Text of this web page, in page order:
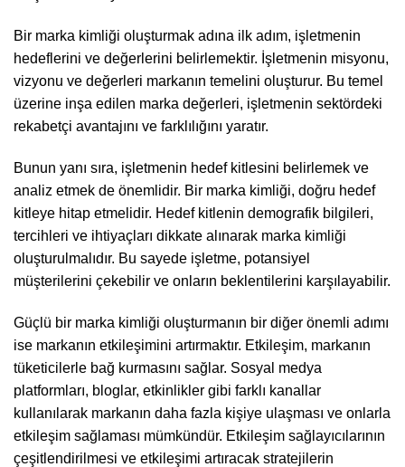
Bir marka kimliği oluşturmak adına ilk adım, işletmenin
hedeflerini ve değerlerini belirlemektir. İşletmenin misyonu,
vizyonu ve değerleri markanın temelini oluşturur. Bu temel
üzerine inşa edilen marka değerleri, işletmenin sektördeki
rekabetçi avantajını ve farklılığını yaratır.
Bunun yanı sıra, işletmenin hedef kitlesini belirlemek ve
analiz etmek de önemlidir. Bir marka kimliği, doğru hedef
kitleye hitap etmelidir. Hedef kitlenin demografik bilgileri,
tercihleri ve ihtiyaçları dikkate alınarak marka kimliği
oluşturulmalıdır. Bu sayede işletme, potansiyel
müşterilerini çekebilir ve onların beklentilerini karşılayabilir.
Güçlü bir marka kimliği oluşturmanın bir diğer önemli adımı
ise markanın etkileşimini artırmaktır. Etkileşim, markanın
tüketicilerle bağ kurmasını sağlar. Sosyal medya
platformları, bloglar, etkinlikler gibi farklı kanallar
kullanılarak markanın daha fazla kişiye ulaşması ve onlarla
etkileşim sağlaması mümkündür. Etkileşim sağlayıcılarının
çeşitlendirilmesi ve etkileşimi artıracak stratejilerin